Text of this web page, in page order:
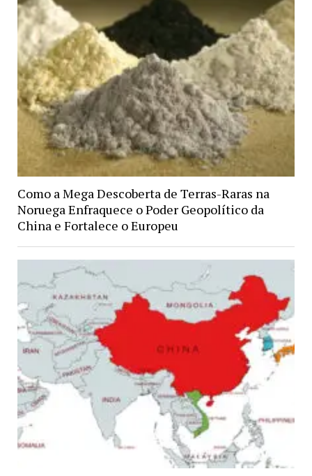
Como a Mega Descoberta de Terras-Raras na
Noruega Enfraquece o Poder Geopolítico da
China e Fortalece o Europeu